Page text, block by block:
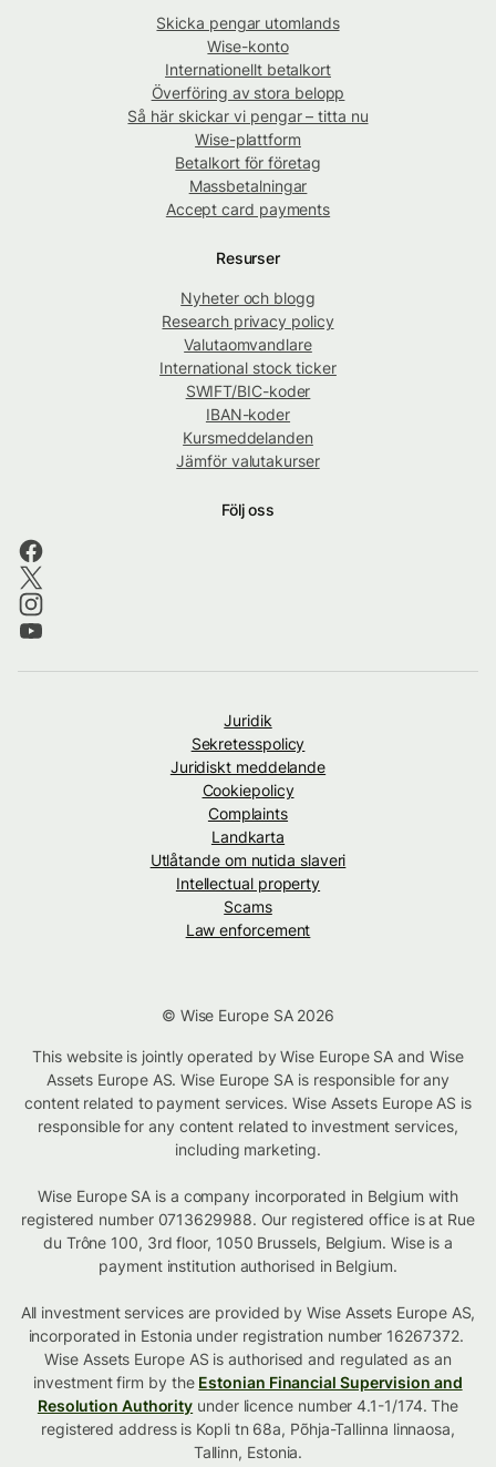
Skicka pengar utomlands
Wise-konto
Internationellt betalkort
Överföring av stora belopp
Så här skickar vi pengar – titta nu
Wise-plattform
Betalkort för företag
Massbetalningar
Accept card payments
Resurser
Nyheter och blogg
Research privacy policy
Valutaomvandlare
International stock ticker
SWIFT/BIC-koder
IBAN-koder
Kursmeddelanden
Jämför valutakurser
Följ oss
Juridik
Sekretesspolicy
Juridiskt meddelande
Cookiepolicy
Complaints
Landkarta
Utlåtande om nutida slaveri
Intellectual property
Scams
Law enforcement
© Wise Europe SA 2026
This website is jointly operated by Wise Europe SA and Wise
Assets Europe AS. Wise Europe SA is responsible for any
content related to payment services. Wise Assets Europe AS is
responsible for any content related to investment services,
including marketing.
Wise Europe SA is a company incorporated in Belgium with
registered number 0713629988. Our registered office is at Rue
du Trône 100, 3rd floor, 1050 Brussels, Belgium. Wise is a
payment institution authorised in Belgium.
All investment services are provided by Wise Assets Europe AS,
incorporated in Estonia under registration number 16267372.
Wise Assets Europe AS is authorised and regulated as an
investment firm by the Estonian Financial Supervision and
Resolution Authority under licence number 4.1-1/174. The
registered address is Kopli tn 68a, Põhja-Tallinna linnaosa,
Tallinn, Estonia.